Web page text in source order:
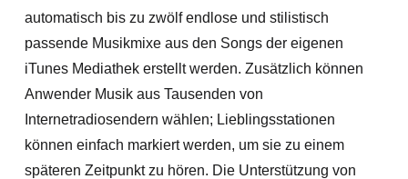
automatisch bis zu zwölf endlose und stilistisch
passende Musikmixe aus den Songs der eigenen
iTunes Mediathek erstellt werden. Zusätzlich können
Anwender Musik aus Tausenden von
Internetradiosendern wählen; Lieblingsstationen
können einfach markiert werden, um sie zu einem
späteren Zeitpunkt zu hören. Die Unterstützung von